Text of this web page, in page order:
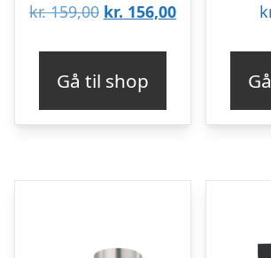
kr.159,00 Den
var:
kr. 159,00.
kr. 156,00Den
kr. 156,00.
Gå til shop